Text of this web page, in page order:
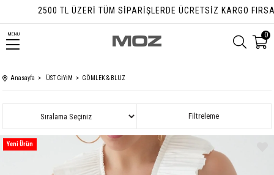
TÜM SIPARIŞLERDE ÜCRETSIZ KARGO FIRSATI
MENU 0
Anasayfa ÜST GİYİM GÖMLEK & BLUZ
Filtreleme
Sıralama
Yeni Ürün